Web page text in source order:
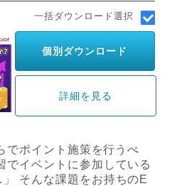
一括ダウンロード選択
個別ダウンロード
詳細を見る
でポイント施策を行うべ
でイベントに参加している
そんな課題をお持ちのE